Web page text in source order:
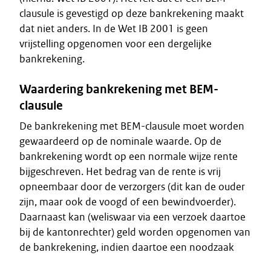
clausule is gevestigd op deze bankrekening maakt
dat niet anders. In de Wet IB 2001 is geen
vrijstelling opgenomen voor een dergelijke
bankrekening.
Waardering bankrekening met BEM-
clausule
De bankrekening met BEM-clausule moet worden
gewaardeerd op de nominale waarde. Op de
bankrekening wordt op een normale wijze rente
bijgeschreven. Het bedrag van de rente is vrij
opneembaar door de verzorgers (dit kan de ouder
zijn, maar ook de voogd of een bewindvoerder).
Daarnaast kan (weliswaar via een verzoek daartoe
bij de kantonrechter) geld worden opgenomen van
de bankrekening, indien daartoe een noodzaak